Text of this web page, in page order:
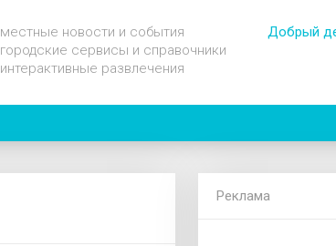
местные новости и события
городские сервисы и справочники
интерактивные развлечения
Добрый
Реклама